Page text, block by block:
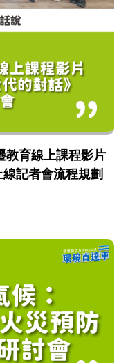
教育線上課程影片
線記者會流程規劃